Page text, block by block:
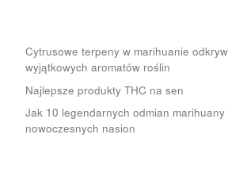
Cytrusowe terpeny w marihuanie
wyjątkowych aromatów roślin
Najlepsze produkty THC na sen
Jak 10 legendarnych odmian marihuany
nowoczesnych nasion